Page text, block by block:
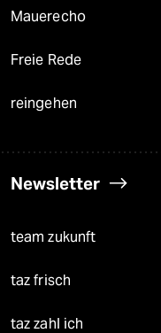
Mauerecho
Freie Rede
reingehen
Newsletter
team zukunft
taz frisch
taz zahl ich